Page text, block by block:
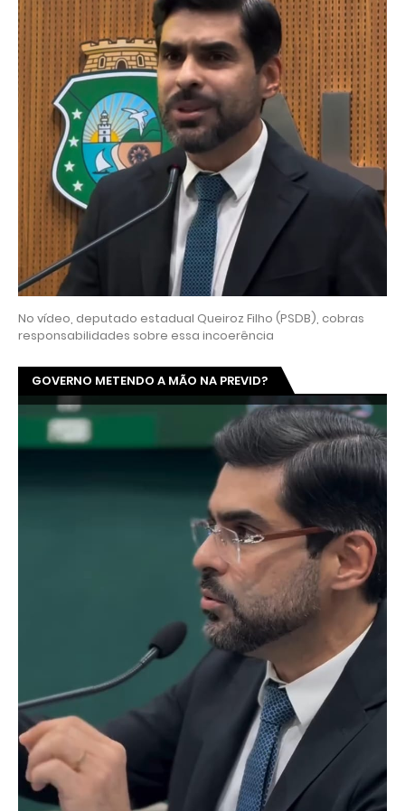
No vídeo, deputado estadual Queiroz Filho (PSDB), cobras
responsabilidades sobre essa incoerência
GOVERNO METENDO A MÃO NA PREVID?